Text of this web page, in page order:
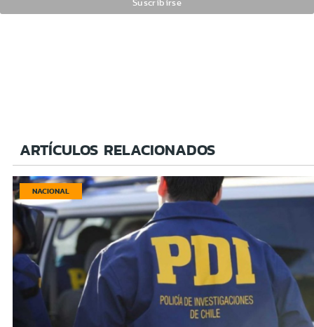
ARTÍCULOS RELACIONADOS
NACIONAL